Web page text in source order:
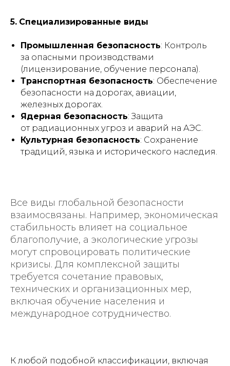
5. Специализированные виды
Промышленная безопасность: Контроль
за опасными производствами
(лицензирование, обучение персонала).
Транспортная безопасность: Обеспечение
безопасности на дорогах, авиации,
железных дорогах.
Ядерная безопасность: Защита
от радиационных угроз и аварий на АЭС.
Культурная безопасность: Сохранение
традиций, языка и исторического наследия.
Все виды глобальной безопасности
взаимосвязаны. Например, экономическая
стабильность влияет на социальное
благополучие, а экологические угрозы
могут спровоцировать политические
кризисы. Для комплексной защиты
требуется сочетание правовых,
технических и организационных мер,
включая обучение населения и
международное сотрудничество.
К любой подобной классификации, включая